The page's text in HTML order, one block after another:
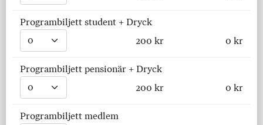
Programbiljett student + Dryck
200 kr
0 kr
Programbiljett pensionär + Dryck
200 kr
0 kr
Programbiljett medlem